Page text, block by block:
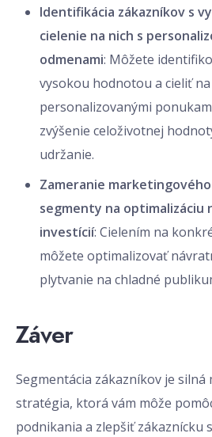
Identifikácia zákazníkov s
cielenie na nich s
odmenami: Môžete
vysokou hodnotou a cieliť na
personalizovanými
zvýšenie celoživotnej
udržanie.
Zameranie
segmenty na optimalizáciu
investícií: Cielením na
môžete optimalizovať
plytvanie na chladné
Záver
Segmentácia zákazníkov je
stratégia, ktorá vám môže
podnikania a zlepšiť zákaznícku